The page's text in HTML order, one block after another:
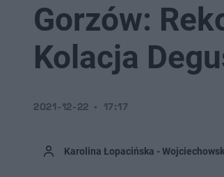
Gorzów:
Kolacja
Karolina Łopacińska -
2021-12-22 17:17